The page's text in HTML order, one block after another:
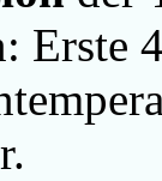
Erste